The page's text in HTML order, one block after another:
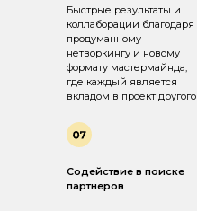
Быстрые результаты и
коллаборации благодаря
продуманному
нетворкингу и новому
формату мастермайнда,
где каждый является
вкладом в проект другого
Содействие в поиске
партнеров